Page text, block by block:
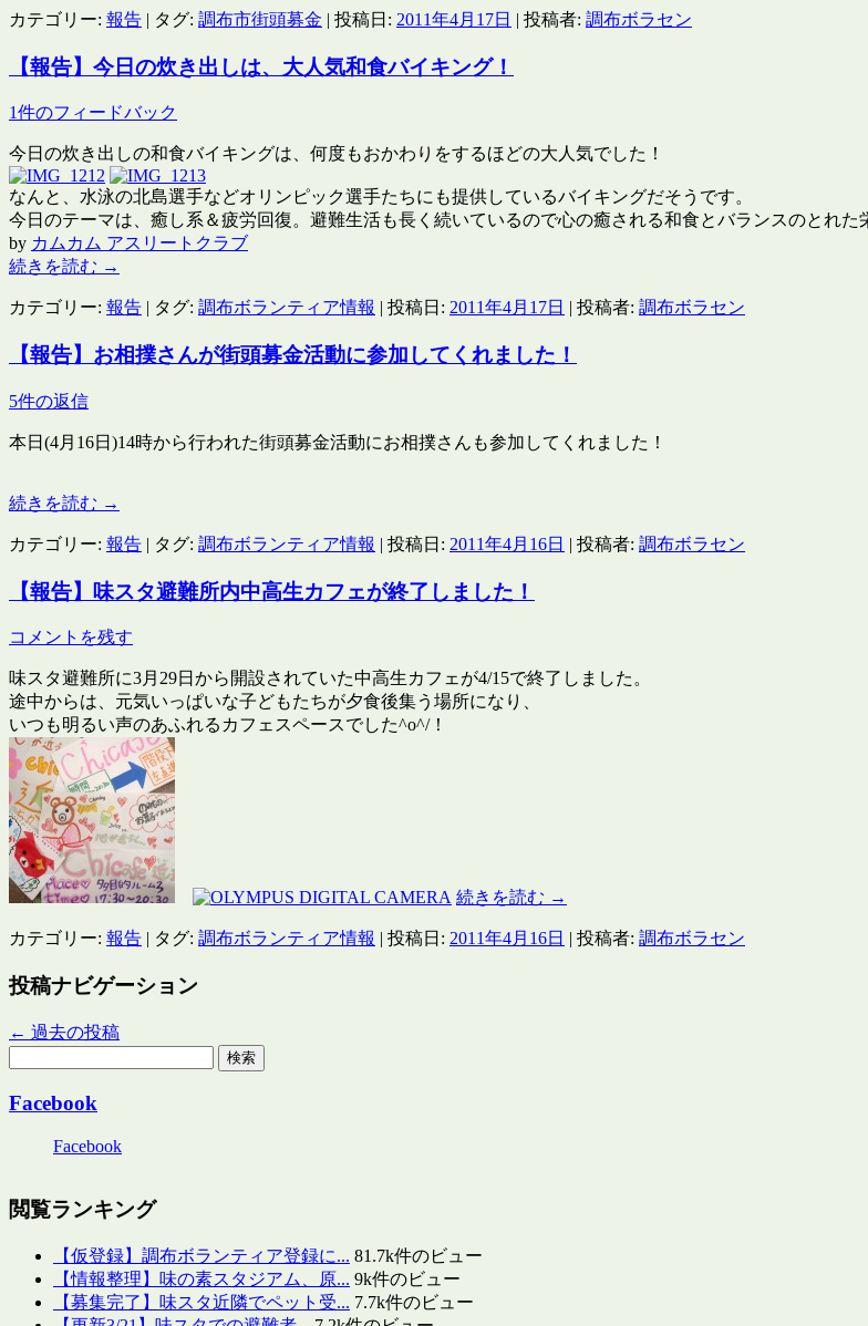
カテゴリー: 報告 | タグ: 調布市街頭募金 | 投稿日: 2011年4月17日 | 投稿者: 調布ボラセン
【報告】今日の炊き出しは、大人気和食バイキング！
1件のフィードバック
今日の炊き出しの和食バイキングは、何度もおかわりをするほどの大人気でした！
なんと、水泳の北島選手などオリンピック選手たちにも提供しているバイキングだそうです。
今日のテーマは、癒し系＆疲労回復。避難生活も長く続いているので心の癒される和食とバランスのとれ
by カムカム アスリートクラブ
続きを読む →
カテゴリー: 報告 | タグ: 調布ボランティア情報 | 投稿日: 2011年4月17日 | 投稿者: 調布ボラセン
【報告】お相撲さんが街頭募金活動に参加してくれました！
5件の返信
本日(4月16日)14時から行われた街頭募金活動にお相撲さんも参加してくれました！
続きを読む →
カテゴリー: 報告 | タグ: 調布ボランティア情報 | 投稿日: 2011年4月16日 | 投稿者: 調布ボラセン
【報告】味スタ避難所内中高生カフェが終了しました！
コメントを残す
味スタ避難所に3月29日から開設されていた中高生カフェが4/15で終了しました。
途中からは、元気いっぱいな子どもたちが夕食後集う場所になり、
いつも明るい声のあふれるカフェスペースでした^o^/！
続きを読む →
カテゴリー: 報告 | タグ: 調布ボランティア情報 | 投稿日: 2011年4月16日 | 投稿者: 調布ボラセン
投稿ナビゲーション
← 過去の投稿
Facebook
Facebook
閲覧ランキング
【仮登録】調布ボランティア登録に... 81.7k件のビュー
【情報整理】味の素スタジアム、原... 9k件のビュー
【募集完了】味スタ近隣でペット受... 7.7k件のビュー